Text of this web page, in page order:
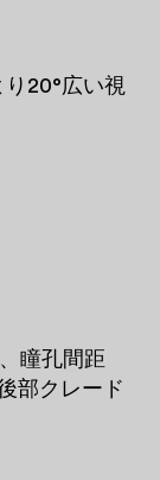
20°広い視
瞳孔間距
部クレード